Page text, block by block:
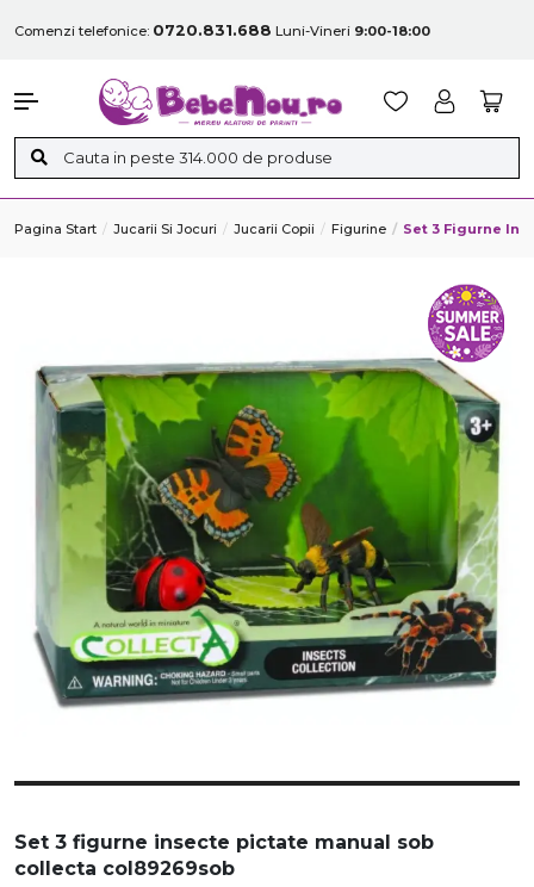
Comenzi telefonice: 0720.831.688 Luni-Vineri 9:00-18:00
Pagina Start Jucarii Si Jocuri Jucarii Copii Figurine Set 3 Figurne
Set 3 figurne insecte pictate manual sob
collecta col89269sob